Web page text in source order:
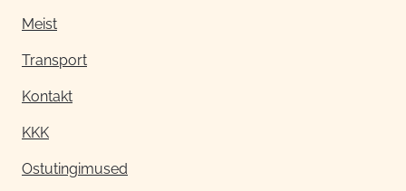
Meist
Transport
Kontakt
KKK
Ostutingimused